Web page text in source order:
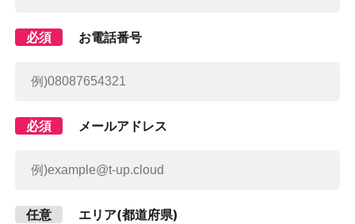
必須 お電話番号
必須 メールアドレス
任意 エリア(都道府県)